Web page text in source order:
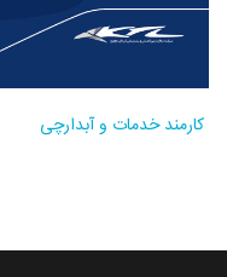
کارمند خدمات و آبدارچی